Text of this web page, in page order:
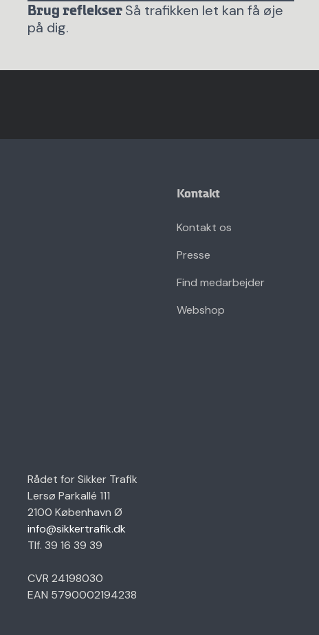
Brug reflekser Så trafikken let kan få øje
på dig.
Kontakt
Kontakt os
Presse
Find medarbejder
Webshop
Rådet for Sikker Trafik
Lersø Parkallé 111
2100 København Ø
info@sikkertrafik.dk
Tlf. 39 16 39 39
CVR 24198030
EAN 5790002194238